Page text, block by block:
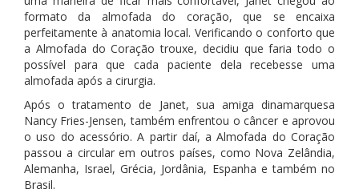
formato da almofada do coração, que se encaixa
perfeitamente à anatomia local. Verificando o conforto que
a Almofada do Coração trouxe, decidiu que faria todo o
possível para que cada paciente dela recebesse uma
almofada após a cirurgia.
Após o tratamento de Janet, sua amiga dinamarquesa
Nancy Fries-Jensen, também enfrentou o câncer e aprovou
o uso do acessório. A partir daí, a Almofada do Coração
passou a circular em outros países, como Nova Zelândia,
Alemanha, Israel, Grécia, Jordânia, Espanha e também no
Brasil.